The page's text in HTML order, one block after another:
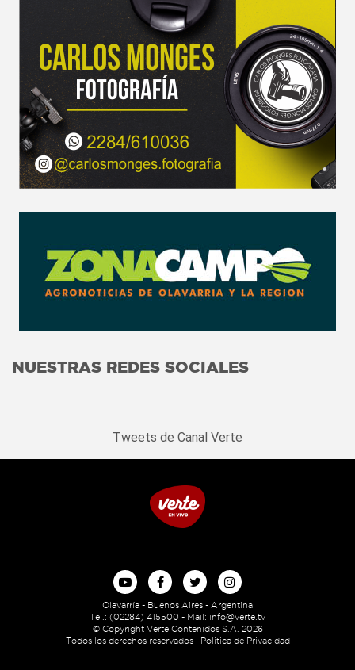
NUESTRAS REDES SOCIALES
Tweets de Canal Verte
Olavarría - Buenos Aires - Argentina
Tel.: (02284) 415500 - Mail: info@verte.tv
© Copyright Verte Contenidos S.A. 2026
Todos los derechos reservados | Politica de Privacidad